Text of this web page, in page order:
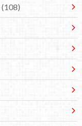
(108)